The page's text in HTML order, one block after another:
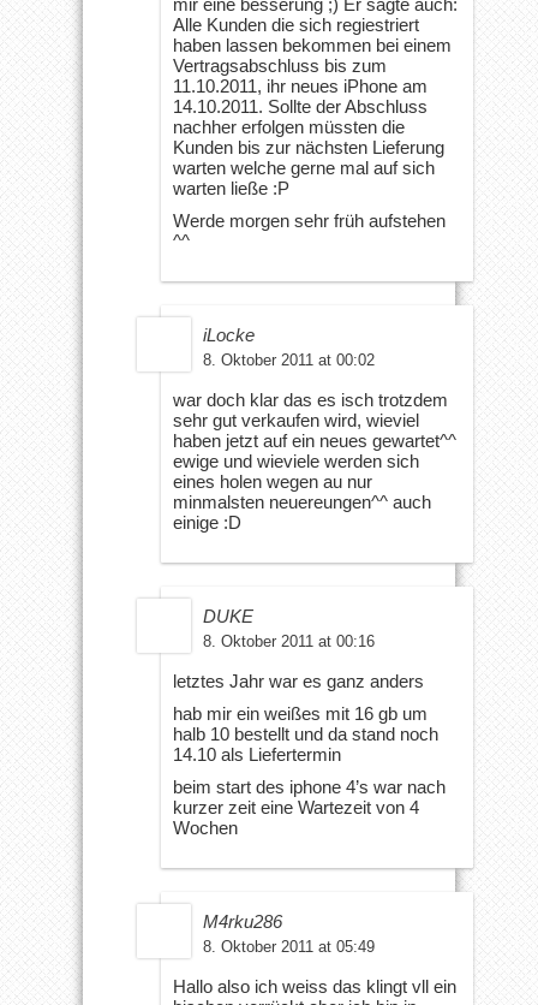
mir eine besserung ;) Er sagte auch:
Alle Kunden die sich regiestriert
haben lassen bekommen bei einem
Vertragsabschluss bis zum
11.10.2011, ihr neues iPhone am
14.10.2011. Sollte der Abschluss
nachher erfolgen müssten die
Kunden bis zur nächsten Lieferung
warten welche gerne mal auf sich
warten ließe :P
Werde morgen sehr früh aufstehen
^^
iLocke
8. Oktober 2011 at 00:02
war doch klar das es isch trotzdem
sehr gut verkaufen wird, wieviel
haben jetzt auf ein neues gewartet^^
ewige und wieviele werden sich
eines holen wegen au nur
minmalsten neuereungen^^ auch
einige :D
DUKE
8. Oktober 2011 at 00:16
letztes Jahr war es ganz anders
hab mir ein weißes mit 16 gb um
halb 10 bestellt und da stand noch
14.10 als Liefertermin
beim start des iphone 4’s war nach
kurzer zeit eine Wartezeit von 4
Wochen
M4rku286
8. Oktober 2011 at 05:49
Hallo also ich weiss das klingt vll ein